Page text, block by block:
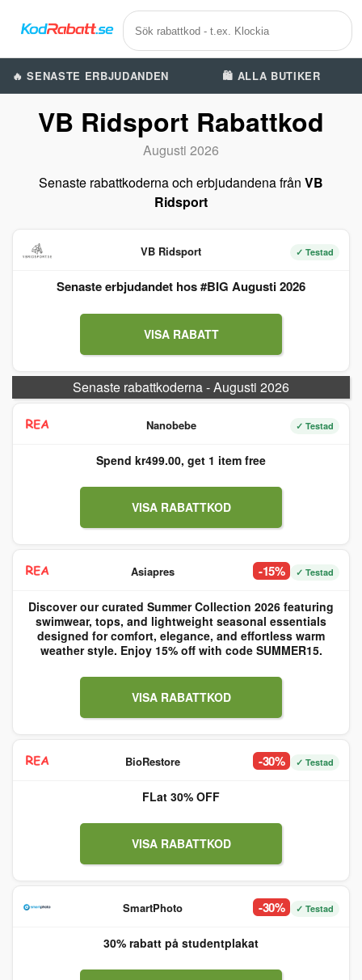
🔥 SENASTE ERBJUDANDEN 🛍️ ALLA BUTIKER
VB Ridsport Rabattkod
Augusti 2026
Senaste rabattkoderna och erbjudandena från VB
Ridsport
VB Ridsport ✓ Testad
Senaste erbjudandet hos #BIG Augusti 2026
VISA RABATT
Senaste rabattkoderna - Augusti 2026
Nanobebe ✓ Testad
Spend kr499.00, get 1 item free
VISA RABATTKOD
Asiapres -15% ✓ Testad
Discover our curated Summer Collection 2026 featuring
swimwear, tops, and lightweight seasonal essentials
designed for comfort, elegance, and effortless warm
weather style. Enjoy 15% off with code SUMMER15.
VISA RABATTKOD
BioRestore -30% ✓ Testad
FLat 30% OFF
VISA RABATTKOD
SmartPhoto -30% ✓ Testad
30% rabatt på studentplakat